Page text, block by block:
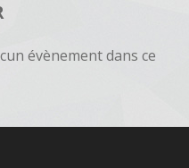
évènement dans ce